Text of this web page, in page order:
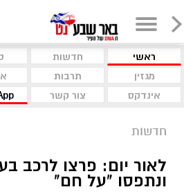
ראשי חדשות
מגזין
תרבות
אינדקס
צור קשר
חדשות
לאור יום: פרצו לרכב
ונתפסו "על חם"